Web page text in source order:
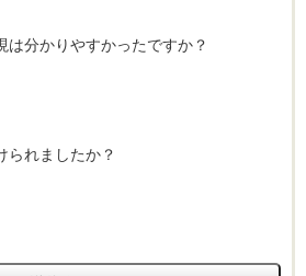
は分かりやすかったですか？
られましたか？